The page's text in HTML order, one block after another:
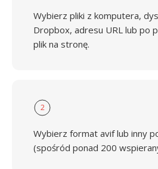
Wybierz pliki z komputera,
Dropbox, adresu URL lub po
plik na stronę.
2
Wybierz format avif lub inny
(spośród ponad 200